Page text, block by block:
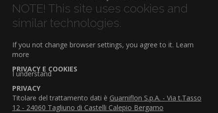
NOTE! This site uses cookies and
similar technologies.
If you not change browser settings, you agree to it. Learn
more
I understand
PRIVACY E COOKIES
PRIVACY
Titolare del trattamento dati è Guarniflon S.p.A. - Via t.Tasso
12 - 24060 Tagliuno di Castelli Calepio Bergamo